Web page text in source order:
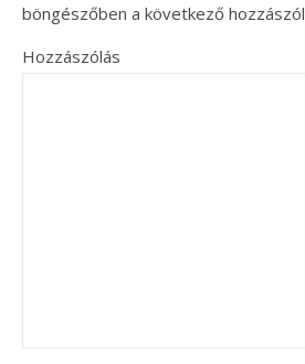
böngészőben a következő
Hozzászólás